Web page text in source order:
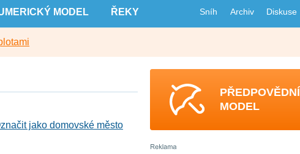
MODEL ŘEKY Sníh Archiv Diskuse
jako domovské město
PŘEDPOVĚDNÍ
MODEL